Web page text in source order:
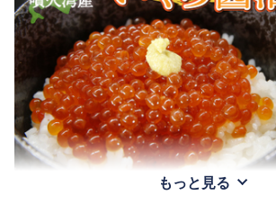
もっと見る